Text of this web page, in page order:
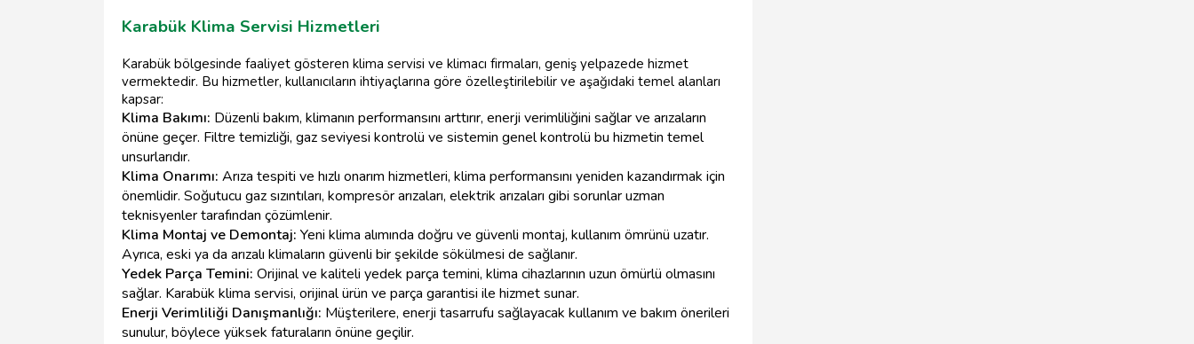
Karabük Klima Servisi Hizmetleri
Karabük bölgesinde faaliyet gösteren klima servisi ve klimacı firmaları, geniş yelpazede hizmet
vermektedir. Bu hizmetler, kullanıcıların ihtiyaçlarına göre özelleştirilebilir ve aşağıdaki temel alanları
kapsar:
Klima Bakımı: Düzenli bakım, klimanın performansını arttırır, enerji verimliliğini sağlar ve arızaların
önüne geçer. Filtre temizliği, gaz seviyesi kontrolü ve sistemin genel kontrolü bu hizmetin temel
unsurlarıdır.
Klima Onarımı: Arıza tespiti ve hızlı onarım hizmetleri, klima performansını yeniden kazandırmak için
önemlidir. Soğutucu gaz sızıntıları, kompresör arızaları, elektrik arızaları gibi sorunlar uzman
teknisyenler tarafından çözümlenir.
Klima Montaj ve Demontaj: Yeni klima alımında doğru ve güvenli montaj, kullanım ömrünü uzatır.
Ayrıca, eski ya da arızalı klimaların güvenli bir şekilde sökülmesi de sağlanır.
Yedek Parça Temini: Orijinal ve kaliteli yedek parça temini, klima cihazlarının uzun ömürlü olmasını
sağlar. Karabük klima servisi, orijinal ürün ve parça garantisi ile hizmet sunar.
Enerji Verimliliği Danışmanlığı: Müşterilere, enerji tasarrufu sağlayacak kullanım ve bakım önerileri
sunulur, böylece yüksek faturaların önüne geçilir.